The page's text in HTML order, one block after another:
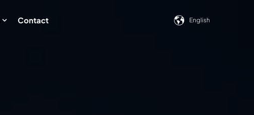
Show submenu for Resources
Contact English